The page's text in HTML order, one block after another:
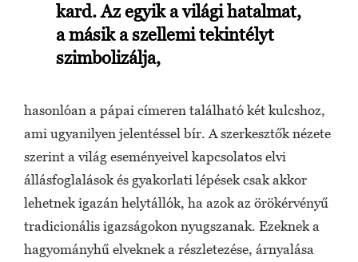
kard. Az egyik a világi hatalmat,
a másik a szellemi tekintélyt
szimbolizálja,
hasonlóan a pápai címeren található két kulcshoz,
ami ugyanilyen jelentéssel bír. A szerkesztők nézete
szerint a világ eseményeivel kapcsolatos elvi
állásfoglalások és gyakorlati lépések csak akkor
lehetnek igazán helytállók, ha azok az örökérvényű
tradicionális igazságokon nyugszanak. Ezeknek a
hagyományhű elveknek a részletezése, árnyalása